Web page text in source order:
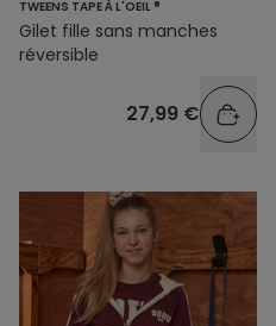
TWEENS TAPE À L'OEIL ®
Gilet fille sans manches
réversible
27,99 €